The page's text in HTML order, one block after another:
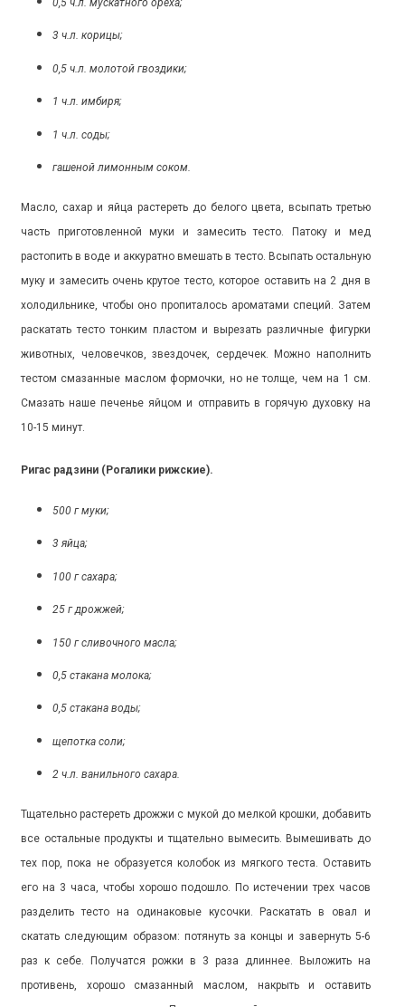
0,5 ч.л. мускатного ореха;
3 ч.л. корицы;
0,5 ч.л. молотой гвоздики;
1 ч.л. имбиря;
1 ч.л. соды;
гашеной лимонным соком.
Масло, сахар и яйца растереть до белого цвета, всыпать третью
часть приготовленной муки и замесить тесто. Патоку и мед
растопить в воде и аккуратно вмешать в тесто. Всыпать остальную
муку и замесить очень крутое тесто, которое оставить на 2 дня в
холодильнике, чтобы оно пропиталось ароматами специй. Затем
раскатать тесто тонким пластом и вырезать различные фигурки
животных, человечков, звездочек, сердечек. Можно наполнить
тестом смазанные маслом формочки, но не толще, чем на 1 см.
Смазать наше печенье яйцом и отправить в горячую духовку на
10-15 минут.
Ригас радзини (Рогалики рижские).
500 г муки;
3 яйца;
100 г сахара;
25 г дрожжей;
150 г сливочного масла;
0,5 стакана молока;
0,5 стакана воды;
щепотка соли;
2 ч.л. ванильного сахара.
Тщательно растереть дрожжи с мукой до мелкой крошки, добавить
все остальные продукты и тщательно вымесить. Вымешивать до
тех пор, пока не образуется колобок из мягкого теста. Оставить
его на 3 часа, чтобы хорошо подошло. По истечении трех часов
разделить тесто на одинаковые кусочки. Раскатать в овал и
скатать следующим образом: потянуть за концы и завернуть 5-6
раз к себе. Получатся рожки в 3 раза длиннее. Выложить на
противень, хорошо смазанный маслом, накрыть и оставить